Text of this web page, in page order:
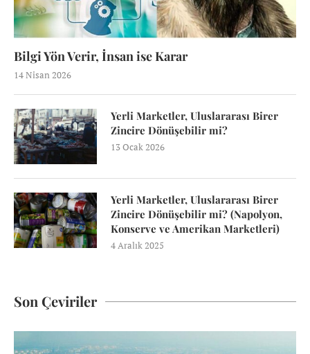
Bilgi Yön Verir, İnsan ise Karar
14 Nisan 2026
Yerli Marketler, Uluslararası Birer
Zincire Dönüşebilir mi?
13 Ocak 2026
Yerli Marketler, Uluslararası Birer
Zincire Dönüşebilir mi? (Napolyon,
Konserve ve Amerikan Marketleri)
4 Aralık 2025
Son Çeviriler